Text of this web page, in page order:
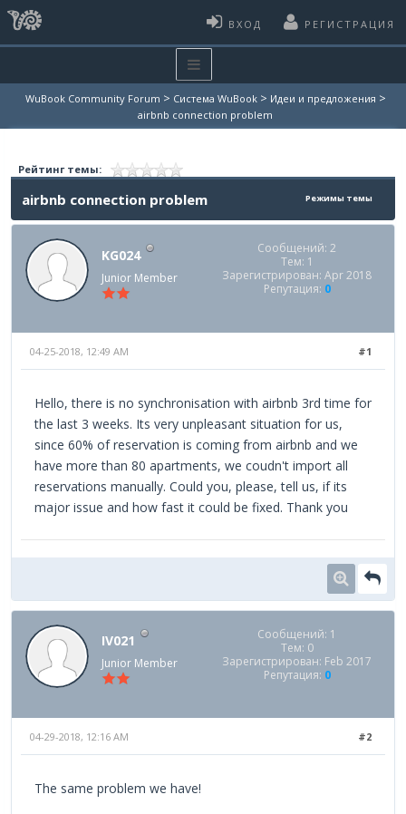
ВХОД РЕГИСТРАЦИЯ
WuBook Community Forum > Система WuBook > Идеи и предложения >
airbnb connection problem
Рейтинг темы:
Режимы темы
airbnb connection problem
KG024
Junior Member
Сообщений: 2
Тем: 1
Зарегистрирован: Apr 2018
Репутация: 0
#1
04-25-2018, 12:49 AM
Hello, there is no synchronisation with airbnb 3rd time for
the last 3 weeks. Its very unpleasant situation for us,
since 60% of reservation is coming from airbnb and we
have more than 80 apartments, we coudn't import all
reservations manually. Could you, please, tell us, if its
major issue and how fast it could be fixed. Thank you
IV021
Junior Member
Сообщений: 1
Тем: 0
Зарегистрирован: Feb 2017
Репутация: 0
#2
04-29-2018, 12:16 AM
The same problem we have!